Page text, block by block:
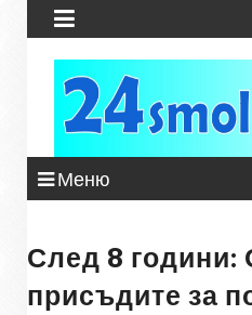

Меню
След 8 години:
присъдите за